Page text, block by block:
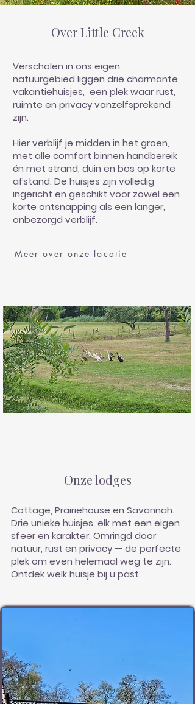
Over Little Creek
Verscholen in ons eigen
natuurgebied liggen drie charmante
vakantiehuisjes, een plek waar rust,
ruimte en privacy vanzelfsprekend
zijn.
Hier verblijf je midden in het groen,
met alle comfort binnen handbereik
én met strand, duin en bos op korte
afstand. De huisjes zijn volledig
ingericht en geschikt voor zowel een
korte ontsnapping als een langer,
onbezorgd verblijf.
Meer over onze locatie
Onze lodges
Cottage, Prairiehouse en Savannah...
Drie unieke huisjes, elk met een eigen
sfeer en karakter. Omringd door
natuur, rust en privacy — de perfecte
plek om even helemaal weg te zijn.
Ontdek welk huisje bij u past.